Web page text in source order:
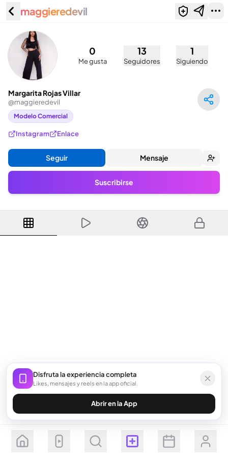
Margarita Rojas Villar
maggieredevil
0
Me gusta
13
Seguidores
1
Siguiendo
Margarita Rojas Villar
@maggieredevil
Modelo Comercial
Instagram Enlace
Seguir Mensaje
Suscribirse
Seguir Suscribirse
Disfruta la experiencia completa
Likes, mensajes y reels en la app oficial.
Abrir en la App